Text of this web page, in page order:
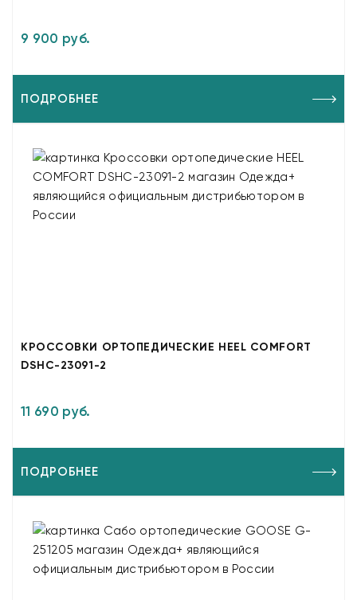
9 900 руб.
ПОДРОБНЕЕ
КРОССОВКИ ОРТОПЕДИЧЕСКИЕ HEEL COMFORT
DSHC-23091-2
11 690 руб.
ПОДРОБНЕЕ